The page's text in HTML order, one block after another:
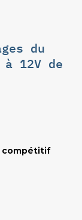
du
à 12V de
compétitif